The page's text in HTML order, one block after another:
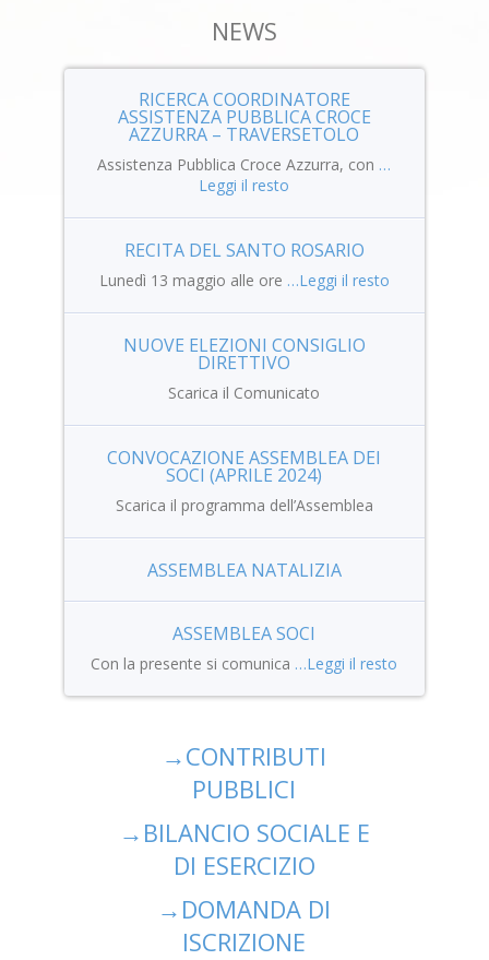
NEWS
RICERCA COORDINATORE
ASSISTENZA PUBBLICA CROCE
AZZURRA – TRAVERSETOLO
Assistenza Pubblica Croce Azzurra, con …
Leggi il resto
RECITA DEL SANTO ROSARIO
Lunedì 13 maggio alle ore …Leggi il resto
NUOVE ELEZIONI CONSIGLIO
DIRETTIVO
Scarica il Comunicato
CONVOCAZIONE ASSEMBLEA DEI
SOCI (APRILE 2024)
Scarica il programma dell’Assemblea
ASSEMBLEA NATALIZIA
ASSEMBLEA SOCI
Con la presente si comunica …Leggi il resto
→CONTRIBUTI
PUBBLICI
→ BILANCIO SOCIALE E
DI ESERCIZIO
→ DOMANDA DI
ISCRIZIONE